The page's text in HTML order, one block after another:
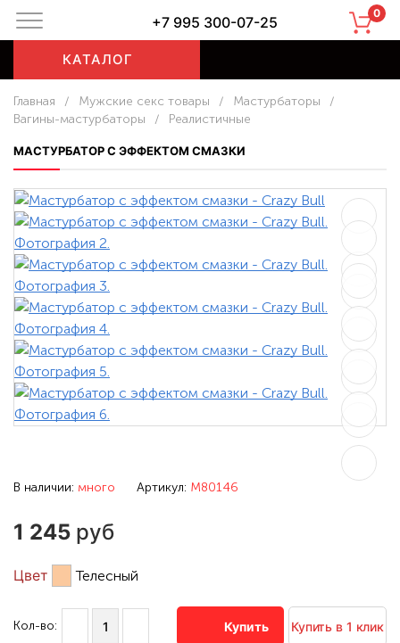
+7 995 300-07-25
0
КАТАЛОГ
Главная / Мужские секс товары / Мастурбаторы
/
Вагины-мастурбаторы
/ Реалистичные
МАСТУРБАТОР С ЭФФЕКТОМ СМАЗКИ
В наличии: много Артикул: M80146
1 245 руб
Цвет Телесный
Кол-во: Купить Купить в 1 клик